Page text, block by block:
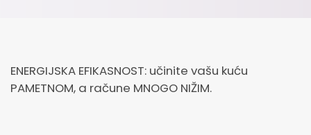
ENERGIJSKA EFIKASNOST: učinite vašu kuću
PAMETNOM, a račune MNOGO NIŽIM.